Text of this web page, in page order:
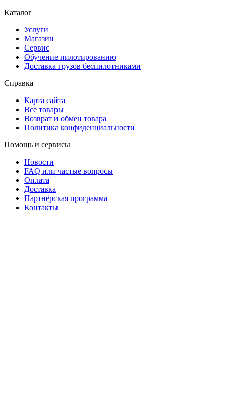
Каталог
Услуги
Магазин
Сервис
Обучение пилотированию
Доставка грузов беспилотниками
Справка
Карта сайта
Все товары
Возврат и обмен товара
Политика конфиденциальности
Помощь и сервисы
Новости
FAQ или частые вопросы
Оплата
Доставка
Партнёрская программа
Контакты